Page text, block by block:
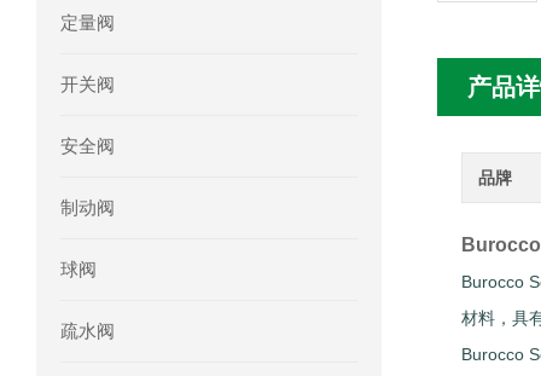
AC-MOTOREN电机FCPA 71B-2参数
定量阀
开关阀
安全阀
制动阀
球阀
疏水阀
产品
品牌
Burocco
材料，具
Burocco